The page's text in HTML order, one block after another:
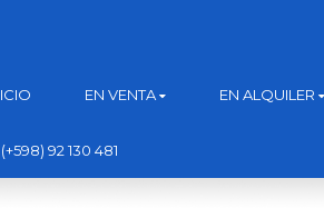
EN VENTA EN ALQUILER
92 130 481